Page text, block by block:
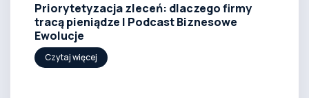
Priorytetyzacja zleceń: dlaczego firmy
tracą pieniądze | Podcast Biznesowe
Ewolucje
Czytaj więcej